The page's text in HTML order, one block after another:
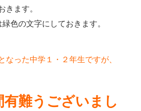
ます。
色の文字にしておきます。
なった中学１・２年生ですが、
難うございまし